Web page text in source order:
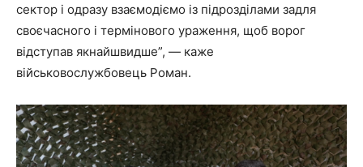
сектор і одразу взаємодіємо із підрозділами задля
своєчасного і термінового ураження, щоб ворог
відступав якнайшвидше”, — каже
військовослужбовець Роман.